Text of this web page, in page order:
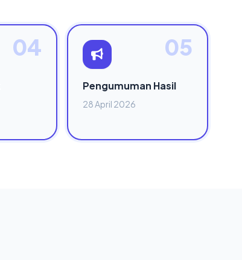
04 05
Pengumuman Hasil
28 April 2026